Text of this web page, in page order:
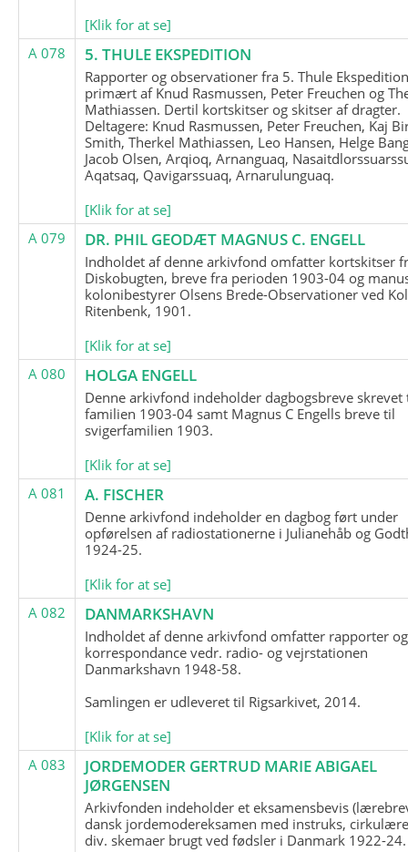
[Klik for at se]
A 078
5. THULE EKSPEDITION
Rapporter og observationer fra 5. Thule
primært af Knud Rasmussen, Peter Freuchen og
Mathiassen. Dertil kortskitser og skitser af dragter.
Deltagere: Knud Rasmussen, Peter Freuchen, Kaj
Smith, Therkel Mathiassen, Leo Hansen, Helge
Jacob Olsen, Arqioq, Arnanguaq,
Aqatsaq, Qavigarssuaq, Arnarulunguaq.
[Klik for at se]
A 079
DR. PHIL GEODÆT MAGNUS C. ENGELL
Indholdet af denne arkivfond omfatter kortskitser
Diskobugten, breve fra perioden 1903-04 og
kolonibestyrer Olsens Brede-Observationer ved
Ritenbenk, 1901.
[Klik for at se]
A 080
HOLGA ENGELL
Denne arkivfond indeholder dagbogsbreve skrevet
familien 1903-04 samt Magnus C Engells breve til
svigerfamilien 1903.
[Klik for at se]
A 081
A. FISCHER
Denne arkivfond indeholder en dagbog ført under
opførelsen af radiostationerne i Julianehåb og
1924-25.
[Klik for at se]
A 082
DANMARKSHAVN
Indholdet af denne arkivfond omfatter rapporter og
korrespondance vedr. radio- og vejrstationen
Danmarkshavn 1948-58.
Samlingen er udleveret til Rigsarkivet, 2014.
[Klik for at se]
A 083
JORDEMODER GERTRUD MARIE ABIGAEL
JØRGENSEN
Arkivfonden indeholder et eksamensbevis
dansk jordemodereksamen med instruks,
div. skemaer brugt ved fødsler i Danmark 1922-24.